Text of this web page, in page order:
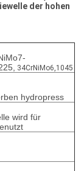
der hohen
34CrNiMo6,1045
hydropress
wird für